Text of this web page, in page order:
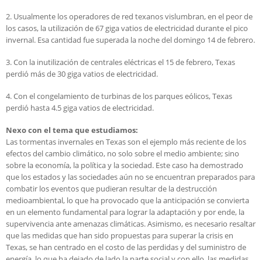
2. Usualmente los operadores de red texanos vislumbran, en el peor de
los casos, la utilización de 67 giga vatios de electricidad durante el pico
invernal. Esa cantidad fue superada la noche del domingo 14 de febrero.
3. Con la inutilización de centrales eléctricas el 15 de febrero, Texas
perdió más de 30 giga vatios de electricidad.
4. Con el congelamiento de turbinas de los parques eólicos, Texas
perdió hasta 4.5 giga vatios de electricidad.
Nexo con el tema que estudiamos:
Las tormentas invernales en Texas son el ejemplo más reciente de los
efectos del cambio climático, no solo sobre el medio ambiente; sino
sobre la economía, la política y la sociedad. Este caso ha demostrado
que los estados y las sociedades aún no se encuentran preparados para
combatir los eventos que pudieran resultar de la destrucción
medioambiental, lo que ha provocado que la anticipación se convierta
en un elemento fundamental para lograr la adaptación y por ende, la
supervivencia ante amenazas climáticas. Asimismo, es necesario resaltar
que las medidas que han sido propuestas para superar la crisis en
Texas, se han centrado en el costo de las perdidas y del suministro de